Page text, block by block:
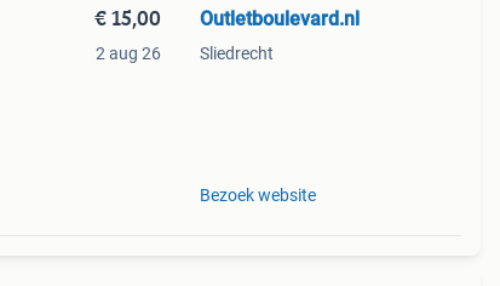
€ 15,00
2 aug 26
Outletboulevard.nl
Sliedrecht
Bezoek website